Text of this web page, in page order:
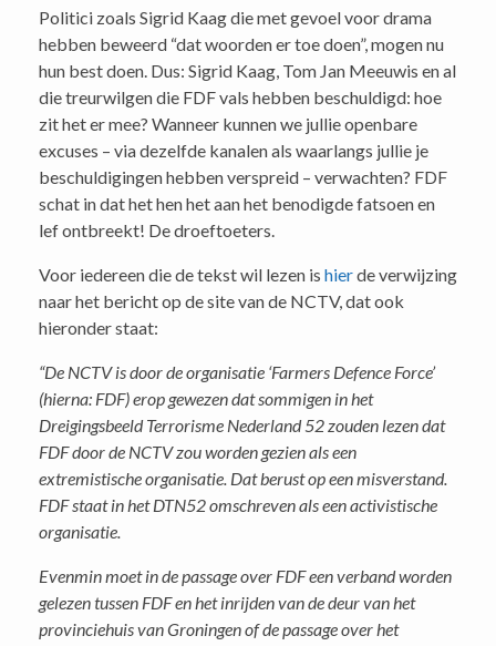
Politici zoals Sigrid Kaag die met gevoel voor drama
hebben beweerd “dat woorden er toe doen”, mogen nu
hun best doen. Dus: Sigrid Kaag, Tom Jan Meeuwis en al
die treurwilgen die FDF vals hebben beschuldigd: hoe
zit het er mee? Wanneer kunnen we jullie openbare
excuses – via dezelfde kanalen als waarlangs jullie je
beschuldigingen hebben verspreid – verwachten? FDF
schat in dat het hen het aan het benodigde fatsoen en
lef ontbreekt! De droeftoeters.
Voor iedereen die de tekst wil lezen is hierde verwijzing
naar het bericht op de site van de NCTV, dat ook
hieronder staat:
“De NCTV is door de organisatie ‘Farmers Defence Force’
(hierna: FDF) erop gewezen dat sommigen in het
Dreigingsbeeld Terrorisme Nederland 52 zouden lezen dat
FDF door de NCTV zou worden gezien als een
extremistische organisatie. Dat berust op een misverstand.
FDF staat in het DTN52 omschreven als een activistische
organisatie.
Evenmin moet in de passage over FDF een verband worden
gelezen tussen FDF en het inrijden van de deur van het
provinciehuis van Groningen of de passage over het